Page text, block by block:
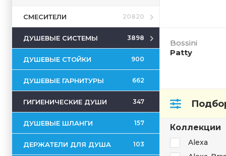
СМЕСИТЕЛИ 20820
ДУШЕВЫЕ СИСТЕМЫ 3898
ДУШЕВЫЕ СТОЙКИ 900
ДУШЕВЫЕ ГАРНИТУРЫ 662
ГИГИЕНИЧЕСКИЕ ДУШИ 347
ДУШЕВЫЕ ШЛАНГИ 157
ДЕРЖАТЕЛИ ДЛЯ ДУША 103
Bossini
Patty
Коллекции
Alexa